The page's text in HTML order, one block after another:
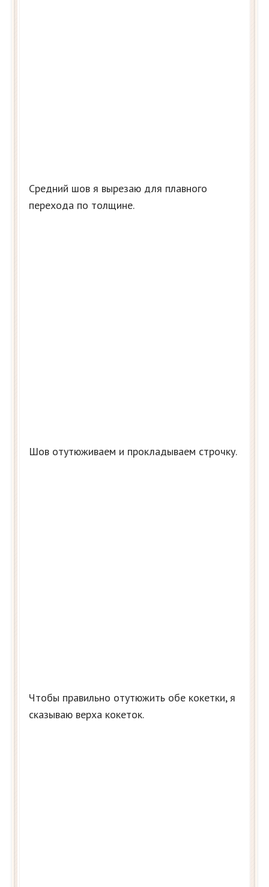
Средний шов я вырезаю для плавного
перехода по толщине.
Шов отутюживаем и прокладываем строчку.
Чтобы правильно отутюжить обе кокетки, я
сказываю верха кокеток.